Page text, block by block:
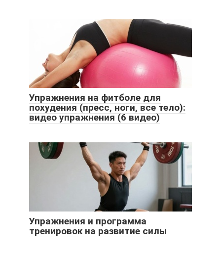
Упражнения на фитболе для
похудения (пресс, ноги, все тело):
видео упражнения (6 видео)
Упражнения и программа
тренировок на развитие силы